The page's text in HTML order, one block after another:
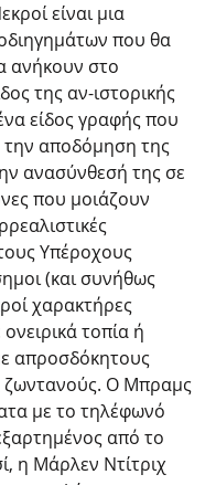
είναι μια
που θα
ανήκουν στο
της αν-ιστορικής
είδος γραφής που
την αποδόμηση της
ανασύνθεσή της σε
που μοιάζουν
Υπέροχους
(και συνήθως
χαρακτήρες
τοπία ή
απροσδόκητους
ζωντανούς. Ο Μπραμς
με το τηλέφωνό
από το
η Μάρλεν Ντίτριχ